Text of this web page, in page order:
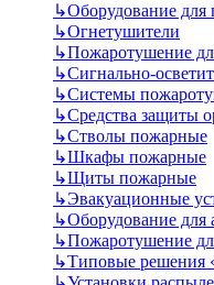
↳Оборудование для
↳Огнетушители
↳Пожаротушение
↳Сигнально-
↳Системы
↳Средства защиты
↳Стволы пожарные
↳Шкафы пожарные
↳Щиты пожарные
↳Эвакуационные
↳Оборудование для
↳Пожаротушение
↳Типовые решения